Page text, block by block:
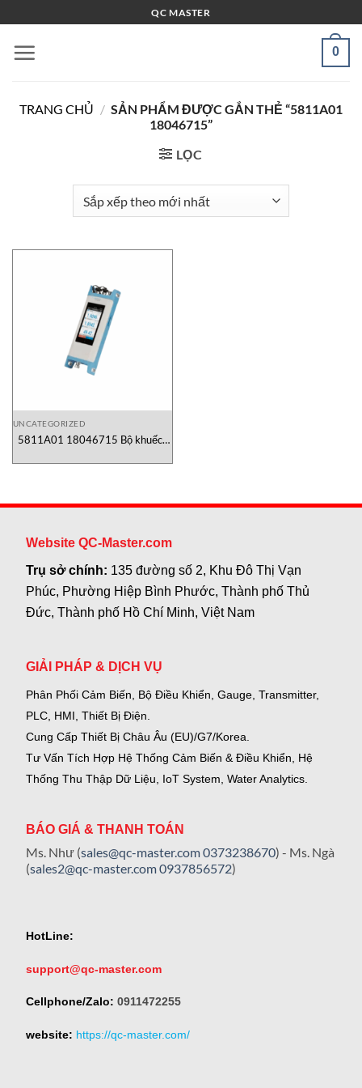
qua
nội
QC MASTER
0
TRANG CHỦ / SẢN PHẨM ĐƯỢC GẮN THẺ “5811A01
18046715”
LỌC
UNCATEGORIZED
5811A01 18046715 Bộ khuếch
Website QC-Master.com
Trụ sở chính: 135 đường số 2, Khu Đô Thị Vạn
Phúc, Phường Hiệp Bình Phước, Thành phố Thủ
Đức, Thành phố Hồ Chí Minh, Việt Nam
GIẢI PHÁP & DỊCH VỤ
Phân Phối Cảm Biến, Bộ Điều Khiển, Gauge, Transmitter,
PLC, HMI, Thiết Bị Điện.
Cung Cấp Thiết Bị Châu Âu (EU)/G7/Korea.
Tư Vấn Tích Hợp Hệ Thống Cảm Biến & Điều Khiển, Hệ
Thống Thu Thập Dữ Liệu, IoT System, Water Analytics.
BÁO GIÁ & THANH TOÁN
Ms. Như (sales@qc-master.com0373238670) - Ms. Ngà
(sales2@qc-master.com0937856572)
HotLine:
support@qc-master.com
Cellphone/Zalo: 0911472255
website: https://qc-master.com/